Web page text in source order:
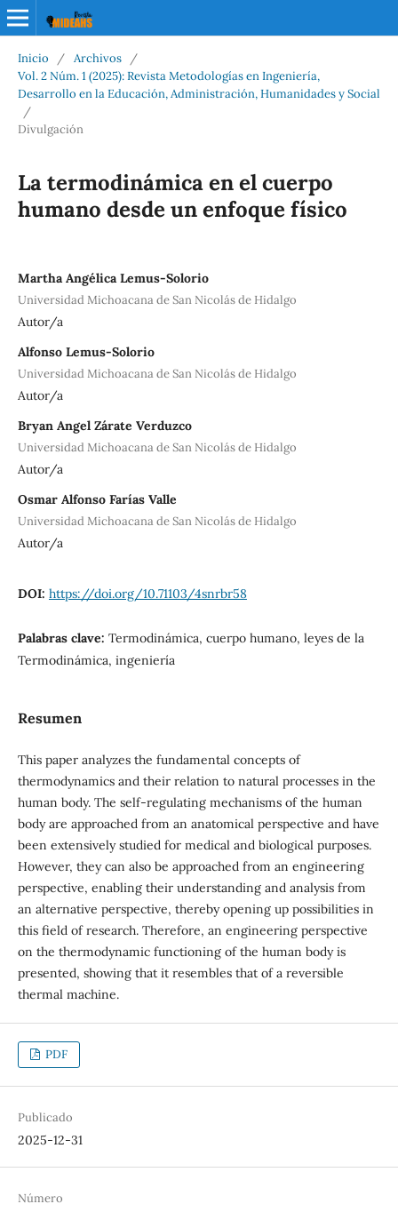
Inicio / Archivos
/
Vol. 2 Núm. 1 (2025): Revista Metodologías en Ingeniería,
Desarrollo en la Educación, Administración, Humanidades y Social
/
Divulgación
La termodinámica en el cuerpo
humano desde un enfoque físico
Martha Angélica Lemus-Solorio
Universidad Michoacana de San Nicolás de Hidalgo
Autor/a
Alfonso Lemus-Solorio
Universidad Michoacana de San Nicolás de Hidalgo
Autor/a
Bryan Angel Zárate Verduzco
Universidad Michoacana de San Nicolás de Hidalgo
Autor/a
Osmar Alfonso Farías Valle
Universidad Michoacana de San Nicolás de Hidalgo
Autor/a
DOI: https://doi.org/10.71103/4snrbr58
Palabras clave: Termodinámica, cuerpo humano, leyes de la
Termodinámica, ingeniería
Resumen
This paper analyzes the fundamental concepts of
thermodynamics and their relation to natural processes in the
human body. The self-regulating mechanisms of the human
body are approached from an anatomical perspective and have
been extensively studied for medical and biological purposes.
However, they can also be approached from an engineering
perspective, enabling their understanding and analysis from
an alternative perspective, thereby opening up possibilities in
this field of research. Therefore, an engineering perspective
on the thermodynamic functioning of the human body is
presented, showing that it resembles that of a reversible
thermal machine.
PDF
Publicado
2025-12-31
Número